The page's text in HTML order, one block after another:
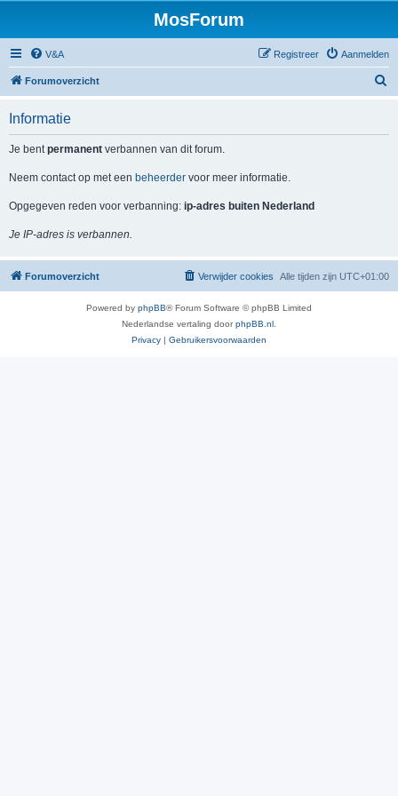
MosForum
V&A Aanmelden
Registreer
Forumoverzicht
Informatie
Je bentpermanent verbannen van dit forum.
Neem contact op met een beheerder voor meer informatie.
Opgegeven reden voor verbanning: ip-adres buiten Nederland
Je IP-adres is verbannen.
Forumoverzicht Alle tijden zijn UTC+01:00
Verwijder cookies
Powered by phpBB® Forum Software © phpBB Limited
Nederlandse vertaling doorphpBB.nl
Privacy | Gebruikersvoorwaarden